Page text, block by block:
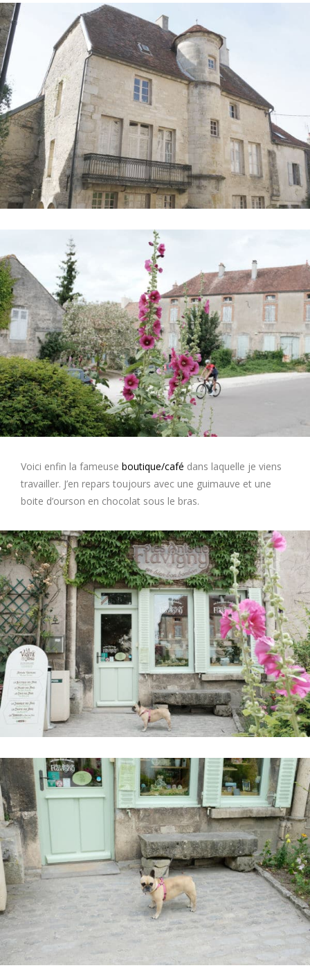
Voici enfin la fameuse boutique/café dans laquelle je viens
travailler. J’en repars toujours avec une guimauve et une
boite d’ourson en chocolat sous le bras.